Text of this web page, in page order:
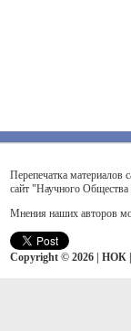
Перепечатка материалов
сайт "Научного
Мнения наших авторов
Copyright © 2026 | НОК